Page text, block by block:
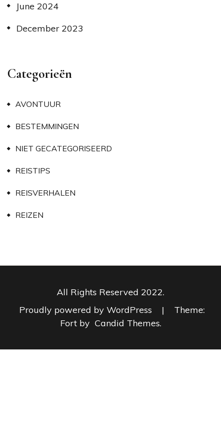
June 2024
December 2023
Categorieën
AVONTUUR
BESTEMMINGEN
NIET GECATEGORISEERD
REISTIPS
REISVERHALEN
REIZEN
All Rights Reserved 2022.
Proudly powered by WordPress
|
Theme:
Fort by Candid Themes.